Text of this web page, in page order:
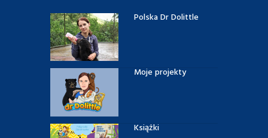
Polska Dr Dolittle
Moje projekty
Książki